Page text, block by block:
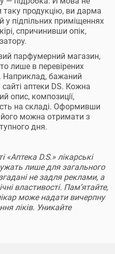
продукцію, ви дарма
у підпільних приміщеннях
спричинивши опік,
парфумерний магазин,
лише в перевірених
Наприклад, бажаний
аптеки DS. Кожна
опис, композиції,
на складі. Оформивши
його можна отримати з
дня.
«Аптека D.S.» лікарські
лише для загального
не задля реклами, а
властивості. Пам’ятайте,
може надати вичерпну
ліків. Уникайте